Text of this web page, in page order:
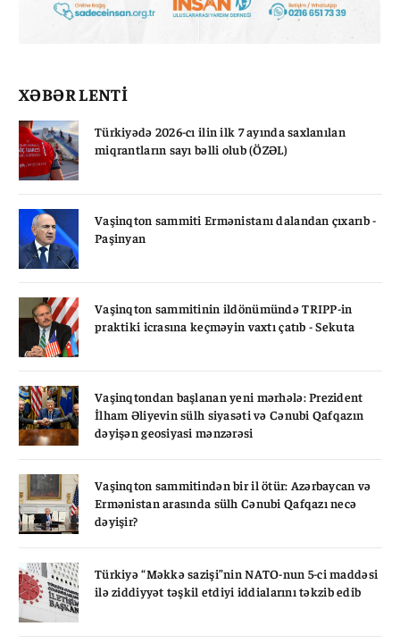
XƏBƏR LENTİ
Türkiyədə 2026-cı ilin ilk 7 ayında saxlanılan
miqrantların sayı bəlli olub (ÖZƏL)
Vaşinqton sammiti Ermənistanı dalandan çıxarıb -
Paşinyan
Vaşinqton sammitinin ildönümündə TRIPP-in
praktiki icrasına keçməyin vaxtı çatıb - Sekuta
Vaşinqtondan başlanan yeni mərhələ: Prezident
İlham Əliyevin sülh siyasəti və Cənubi Qafqazın
dəyişən geosiyasi mənzərəsi
Vaşinqton sammitindən bir il ötür: Azərbaycan və
Ermənistan arasında sülh Cənubi Qafqazı necə
dəyişir?
Türkiyə “Məkkə sazişi”nin NATO-nun 5-ci maddəsi
ilə ziddiyyət təşkil etdiyi iddialarını təkzib edib